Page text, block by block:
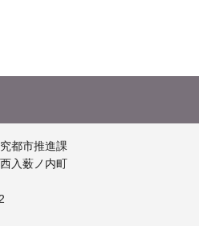
都市推進課
入薮ノ内町